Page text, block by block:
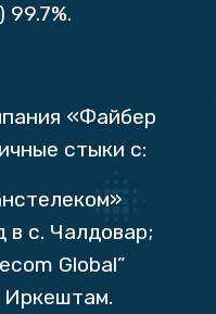
«Файбер
стыки с:
в с. Чалдовар;
Global”
Иркештам.